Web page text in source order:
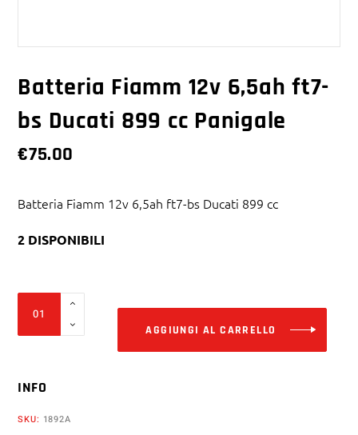
Batteria Fiamm 12v 6,5ah ft7-
bs Ducati 899 cc Panigale
€75.00
Batteria Fiamm 12v 6,5ah ft7-bs Ducati 899 cc
2 DISPONIBILI
Fiamm
ft7-
AGGIUNGI AL CARRELLO
INFO
SKU: 1892A